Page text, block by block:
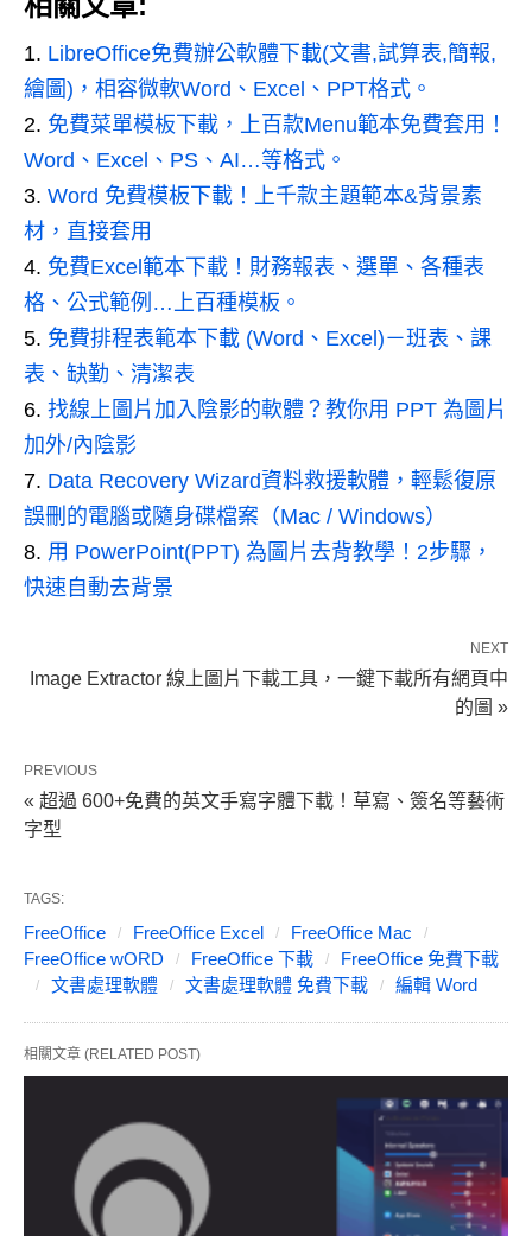
LibreOffice免費辦公軟體下載(文書,試算表,簡報,
繪圖)，相容微軟Word、Excel、PPT格式。
免費菜單模板下載，上百款Menu範本免費套用！
Word、Excel、PS、AI…等格式。
Word 免費模板下載！上千款主題範本&背景素
材，直接套用
免費Excel範本下載！財務報表、選單、各種表
格、公式範例…上百種模板。
免費排程表範本下載 (Word、Excel)－班表、課
表、缺勤、清潔表
找線上圖片加入陰影的軟體？教你用 PPT 為圖片
加外/內陰影
Data Recovery Wizard資料救援軟體，輕鬆復原
誤刪的電腦或隨身碟檔案（Mac / Windows）
用 PowerPoint(PPT) 為圖片去背教學！2步驟，
快速自動去背景
NEXT
Image Extractor 線上圖片下載工具，一鍵下載所有網頁中
的圖 »
PREVIOUS
« 超過 600+免費的英文手寫字體下載！草寫、簽名等藝術
字型
TAGS:
FreeOffice FreeOffice Excel
FreeOffice Mac
FreeOffice wORD
FreeOffice 下載
FreeOffice 免費下載
文書處理軟體
文書處理軟體 免費下載 編輯 Word
相關文章 (RELATED POST)